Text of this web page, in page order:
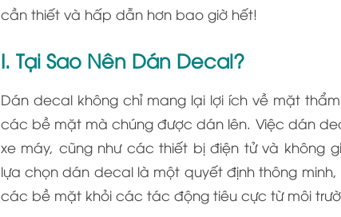
cần thiết và hấp dẫn hơn bao giờ hết!
I. Tại Sao Nên Dán Decal?
Dán decal không chỉ mang lại lợi ích về mặt
các bề mặt mà chúng được dán lên. Việc dán
xe máy, cũng như các thiết bị điện tử và không
lựa chọn dán decal là một quyết định thông
các bề mặt khỏi các tác động tiêu cực từ môi